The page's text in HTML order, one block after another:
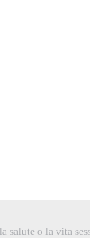
salute o la vita